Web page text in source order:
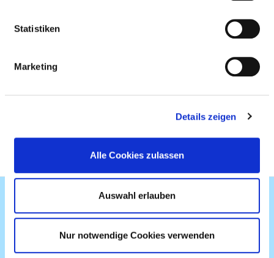
Statistiken
Marketing
Details zeigen
Alle Cookies zulassen
Auswahl erlauben
Nur notwendige Cookies verwenden
Suche nach Aspekten der Barrierefreiheit
Suche nach Leistungen der Krankenhäuser im Bereich
Zur Suche
POSTLEITZAHL ODER ORT